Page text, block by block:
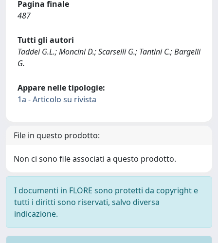
Pagina finale
487
Tutti gli autori
Taddei G.L.; Moncini D.; Scarselli G.; Tantini C.; Bargelli
G.
Appare nelle tipologie:
1a - Articolo su rivista
File in questo prodotto:
Non ci sono file associati a questo prodotto.
I documenti in FLORE sono protetti da copyright e
tutti i diritti sono riservati, salvo diversa
indicazione.